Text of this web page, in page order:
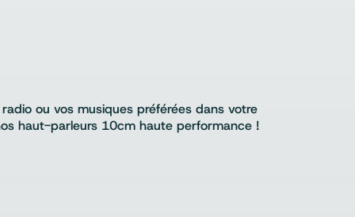
ou vos musiques préférées dans votre
haut-parleurs 10cm haute performance !